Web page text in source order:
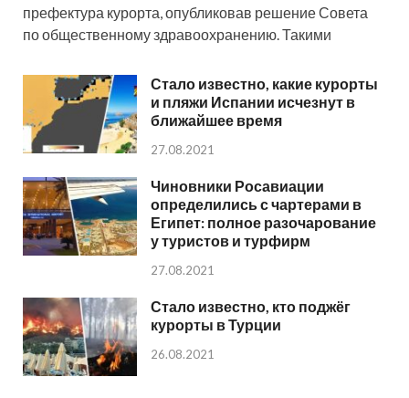
префектура курорта, опубликовав решение Совета
по общественному здравоохранению. Такими
Стало известно, какие курорты
и пляжи Испании исчезнут в
ближайшее время
27.08.2021
Чиновники Росавиации
определились с чартерами в
Египет: полное разочарование
у туристов и турфирм
27.08.2021
Стало известно, кто поджёг
курорты в Турции
26.08.2021